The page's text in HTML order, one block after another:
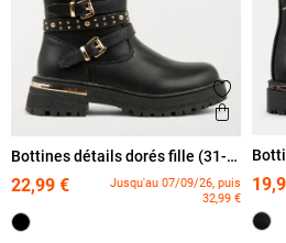
Ajouter
Bottines détails dorés fille (31-
22,99 €
Jusqu'au 07/09/26, puis
32,99 €